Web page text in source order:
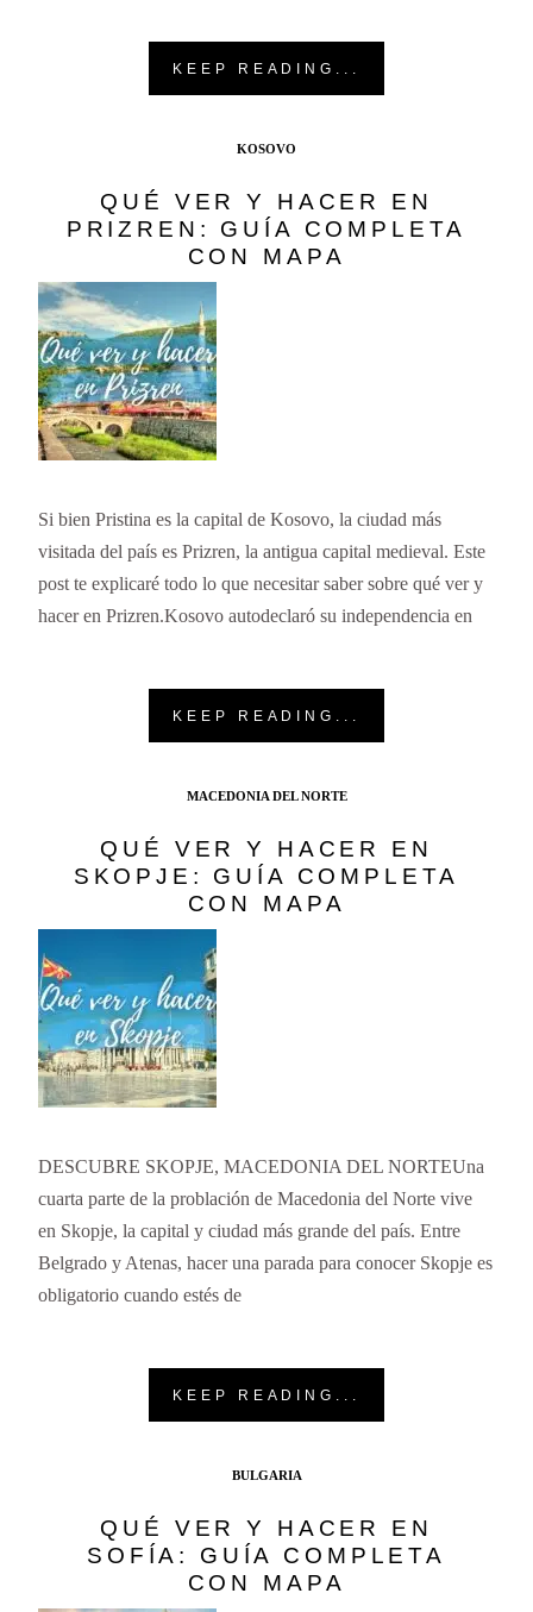
KEEP READING...
KOSOVO
QUÉ VER Y HACER EN
PRIZREN: GUÍA COMPLETA
CON MAPA
Si bien Pristina es la capital de Kosovo, la ciudad más
visitada del país es Prizren, la antigua capital medieval. Este
post te explicaré todo lo que necesitar saber sobre qué ver y
hacer en Prizren.Kosovo autodeclaró su independencia en
KEEP READING...
MACEDONIA DEL NORTE
QUÉ VER Y HACER EN
SKOPJE: GUÍA COMPLETA
CON MAPA
DESCUBRE SKOPJE, MACEDONIA DEL NORTEUna
cuarta parte de la problación de Macedonia del Norte vive
en Skopje, la capital y ciudad más grande del país. Entre
Belgrado y Atenas, hacer una parada para conocer Skopje es
obligatorio cuando estés de
KEEP READING...
BULGARIA
QUÉ VER Y HACER EN
SOFÍA: GUÍA COMPLETA
CON MAPA